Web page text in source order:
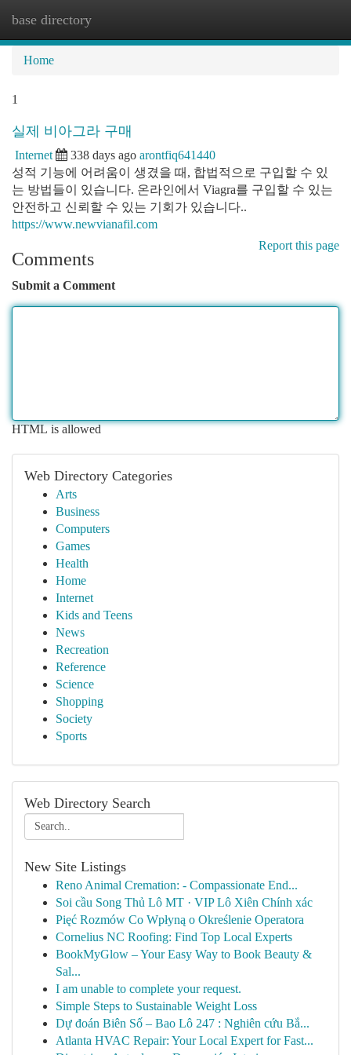
base directory
Home
1
실제 비아그라 구매
Internet 338 days ago arontfiq641440
성적 기능에 어려움이 생겼을 때, 합법적으로 구입할 수 있
는 방법들이 있습니다. 온라인에서 Viagra를 구입할 수 있는
안전하고 신뢰할 수 있는 기회가 있습니다..
https://www.newvianafil.com
Report this page
Comments
Submit a Comment
HTML is allowed
Web Directory Categories
Arts
Business
Computers
Games
Health
Home
Internet
Kids and Teens
News
Recreation
Reference
Science
Shopping
Society
Sports
Web Directory Search
New Site Listings
Reno Animal Cremation: - Compassionate End...
Soi cầu Song Thủ Lô MT · VIP Lô Xiên Chính xác
Pięć Rozmów Co Wpłyną o Określenie Operatora
Cornelius NC Roofing: Find Top Local Experts
BookMyGlow – Your Easy Way to Book Beauty &
Sal...
I am unable to complete your request.
Simple Steps to Sustainable Weight Loss
Dự đoán Biên Số – Bao Lô 247 : Nghiên cứu Bắ...
Atlanta HVAC Repair: Your Local Expert for Fast...